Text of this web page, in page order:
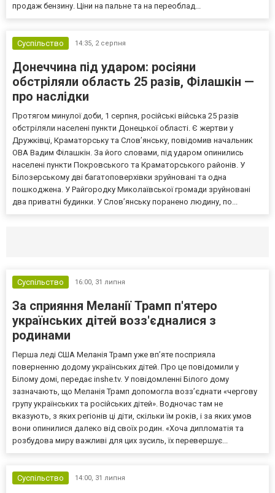
продаж бензину. Ціни на пальне та на переоблад...
Суспільство 14:35, 2 серпня
Донеччина під ударом: росіяни
обстріляли область 25 разів, Філашкін —
про наслідки
Протягом минулої доби, 1 серпня, російські війська 25 разів
обстріляли населені пункти Донецької області. Є жертви у
Дружківці, Краматорську та Слов’янську, повідомив начальник
ОВА Вадим Філашкін. За його словами, під ударом опинились
населені пункти Покровського та Краматорського районів. У
Білозерському дві багатоповерхівки зруйновані та одна
пошкоджена. У Райгородку Миколаївської громади зруйновані
два приватні будинки. У Слов’янську поранено людину, по...
Суспільство 16:00, 31 липня
За сприяння Меланії Трамп п'ятеро
українських дітей возз'єдналися з
родинами
Перша леді США Меланія Трамп уже впʼяте посприяла
поверненню додому українських дітей. Про це повідомили у
Білому домі, передає inshe.tv. У повідомленні Білого дому
зазначають, що Меланія Трамп допомогла возз’єднати «чергову
групу українських та російських дітей». Водночас там не
вказують, з яких регіонів ці діти, скільки їм років, і за яких умов
вони опинилися далеко від своїх родин. «Хоча дипломатія та
розбудова миру важливі для цих зусиль, їх перевершує...
Суспільство 14:00, 31 липня